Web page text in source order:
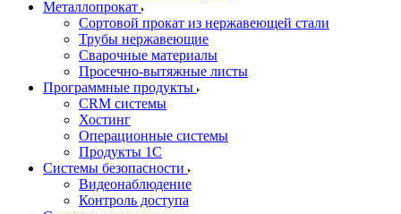
Металлопрокат
Сортовой прокат из нержавеющей стали
Трубы нержавеющие
Сварочные материалы
Просечно-вытяжные листы
Программные продукты
CRM системы
Хостинг
Операционные системы
Продукты 1С
Системы безопасности
Видеонаблюдение
Контроль доступа